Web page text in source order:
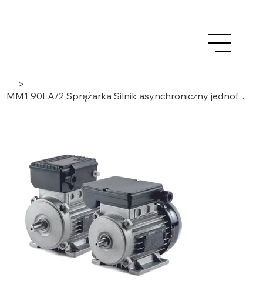
>
MM1 90LA/2 Sprężarka Silnik asynchroniczny jednofazowy IEC 2,2 kW, 2 bieguny